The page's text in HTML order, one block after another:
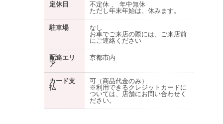
定休日
不定休 、 年中無休
ただし年末年始は、休みます。
駐車場
なし
お車でご来店の際には、ご来店前
にご連絡ください
配達エリ
ア
京都市内
カード支
払
可（商品代金のみ）
※利用できるクレジットカードに
ついては、店舗にお問い合わせく
ださい。